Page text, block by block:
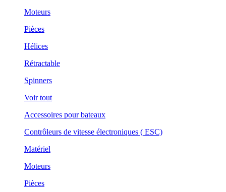
Moteurs
Pièces
Hélices
Rétractable
Spinners
Voir tout
Accessoires pour bateaux
Contrôleurs de vitesse électroniques ( ESC)
Matériel
Moteurs
Pièces